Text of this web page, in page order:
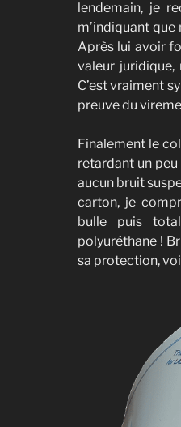
lendemain, je
m’indiquant que
Après lui avoir
valeur juridique,
C’est vraiment
preuve du
Finalement le
retardant un
aucun bruit
carton, je
bulle puis
polyuréthane !
sa protection,